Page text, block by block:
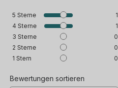
5 Sterne
1
4 Sterne
1
3 Sterne
0
2 Sterne
0
1 Stern 0
Bewertungen sortieren